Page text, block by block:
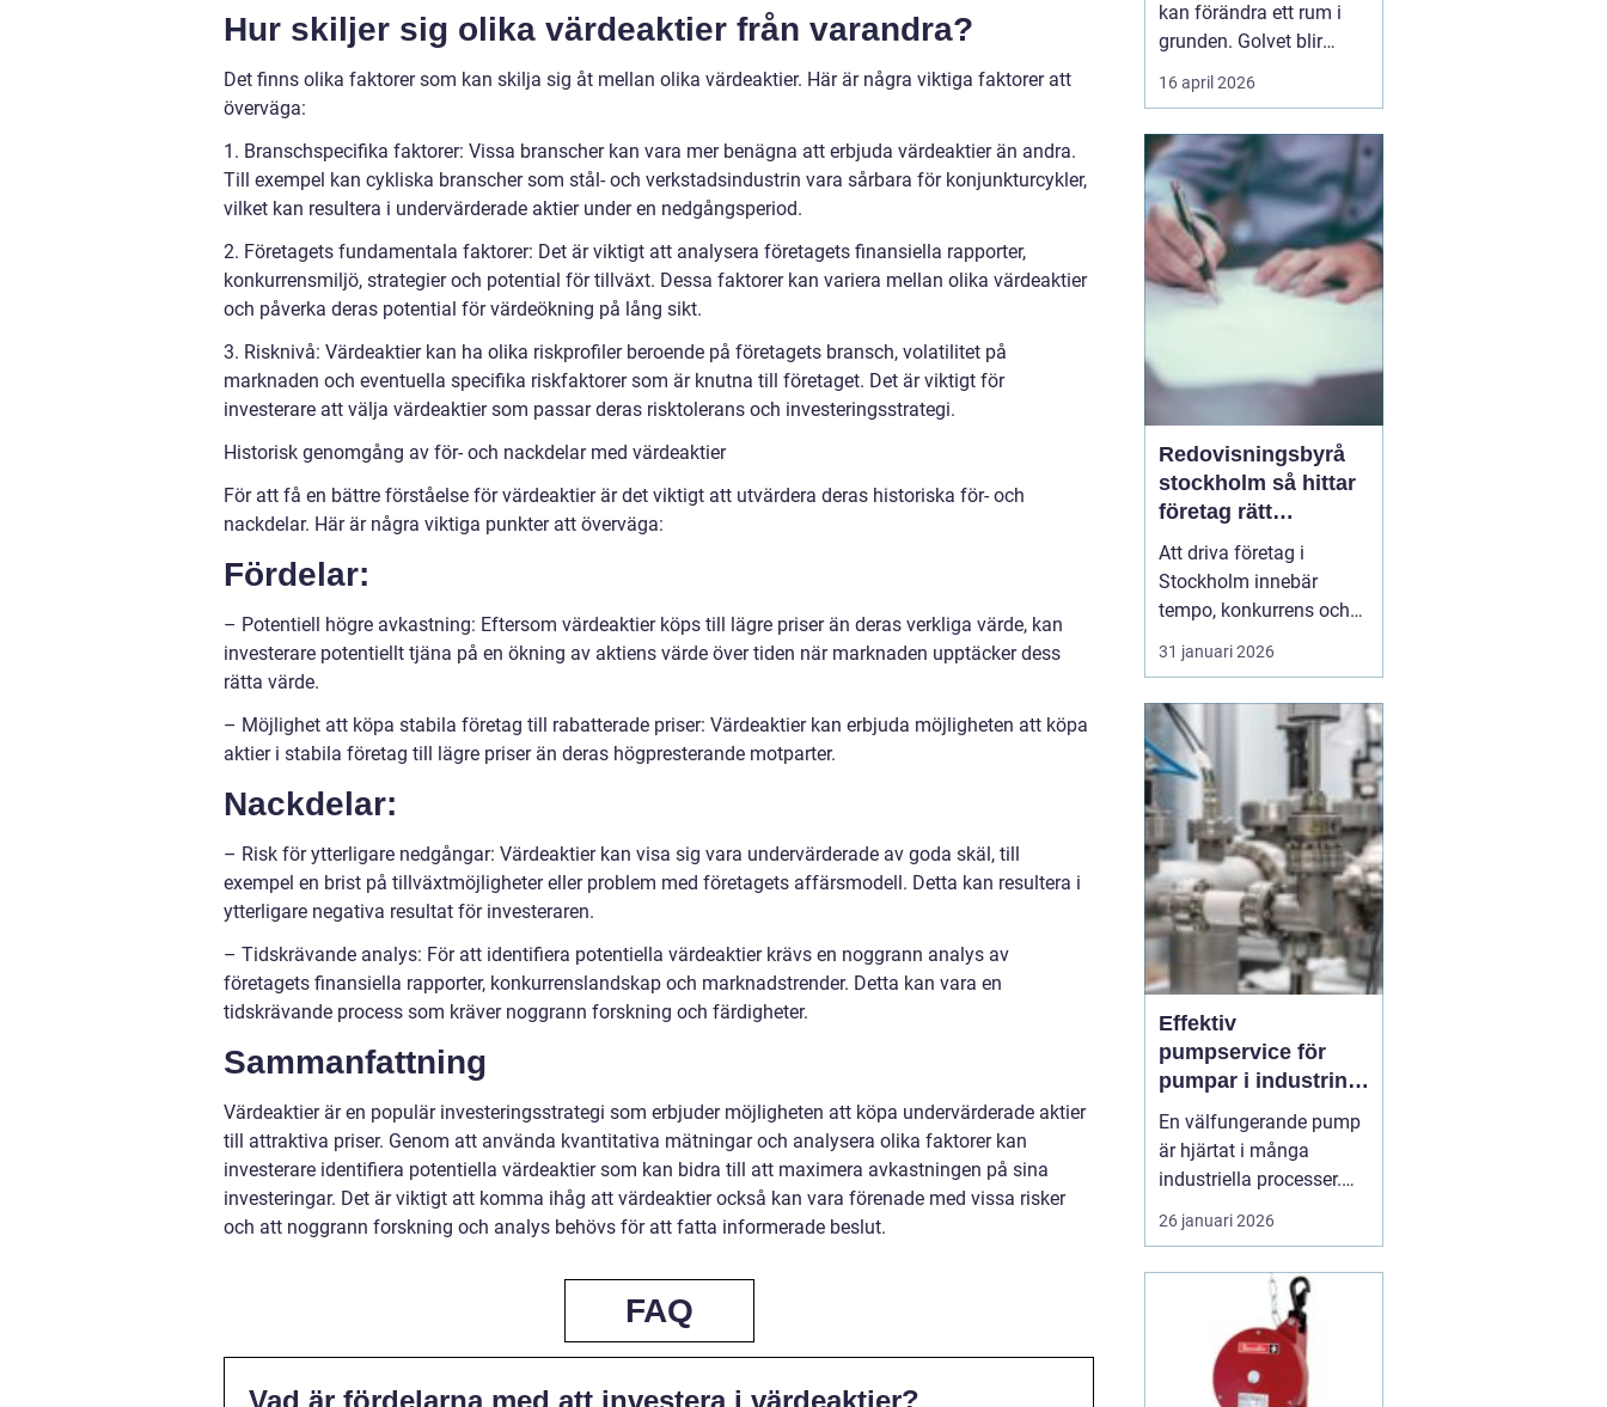
Hur skiljer sig olika värdeaktier från varandra?
Det finns olika faktorer som kan skilja sig åt mellan olika värdeaktier. Här är några viktiga faktorer att
överväga:
1. Branschspecifika faktorer: Vissa branscher kan vara mer benägna att erbjuda värdeaktier än andra.
Till exempel kan cykliska branscher som stål- och verkstadsindustrin vara sårbara för konjunkturcykler,
vilket kan resultera i undervärderade aktier under en nedgångsperiod.
2. Företagets fundamentala faktorer: Det är viktigt att analysera företagets finansiella rapporter,
konkurrensmiljö, strategier och potential för tillväxt. Dessa faktorer kan variera mellan olika värdeaktier
och påverka deras potential för värdeökning på lång sikt.
3. Risknivå: Värdeaktier kan ha olika riskprofiler beroende på företagets bransch, volatilitet på
marknaden och eventuella specifika riskfaktorer som är knutna till företaget. Det är viktigt för
investerare att välja värdeaktier som passar deras risktolerans och investeringsstrategi.
Historisk genomgång av för- och nackdelar med värdeaktier
För att få en bättre förståelse för värdeaktier är det viktigt att utvärdera deras historiska för- och
nackdelar. Här är några viktiga punkter att överväga:
Fördelar:
– Potentiell högre avkastning: Eftersom värdeaktier köps till lägre priser än deras verkliga värde, kan
investerare potentiellt tjäna på en ökning av aktiens värde över tiden när marknaden upptäcker dess
rätta värde.
– Möjlighet att köpa stabila företag till rabatterade priser: Värdeaktier kan erbjuda möjligheten att köpa
aktier i stabila företag till lägre priser än deras högpresterande motparter.
Nackdelar:
– Risk för ytterligare nedgångar: Värdeaktier kan visa sig vara undervärderade av goda skäl, till
exempel en brist på tillväxtmöjligheter eller problem med företagets affärsmodell. Detta kan resultera i
ytterligare negativa resultat för investeraren.
– Tidskrävande analys: För att identifiera potentiella värdeaktier krävs en noggrann analys av
företagets finansiella rapporter, konkurrenslandskap och marknadstrender. Detta kan vara en
tidskrävande process som kräver noggrann forskning och färdigheter.
Sammanfattning
Värdeaktier är en populär investeringsstrategi som erbjuder möjligheten att köpa undervärderade aktier
till attraktiva priser. Genom att använda kvantitativa mätningar och analysera olika faktorer kan
investerare identifiera potentiella värdeaktier som kan bidra till att maximera avkastningen på sina
investeringar. Det är viktigt att komma ihåg att värdeaktier också kan vara förenade med vissa risker
och att noggrann forskning och analys behövs för att fatta informerade beslut.
FAQ
kan förändra ett rum i
grunden. Golvet blir
mjukare, ljudnivån
sjunker och hela miljön
ombonad. I en storstad
som Stockholm, där
många bor trångt och
ljud lätt sprids mellan
våningsplan och
lägenheter, har heltäck...
16 april 2026
Redovisningsbyrå
stockholm så hittar
företag rätt
långsiktig partner
Att driva företag i
Stockholm innebär
tempo, konkurrens och
många beslut. Särskilt
ekonomin kräver mer tid
Därför väljer allt fler
entreprenörer att ta hjälp
aven redovisningsbyrå
Stockholm i<...
31 januari 2026
Effektiv
pumpservice för
pumpar i industrin –
så säkrar du driften
En välfungerande pump
är hjärtat i många
industriella processer.
När flödet stannar,
stannar ofta hela
pumpservice– pumpar
26 januari 2026